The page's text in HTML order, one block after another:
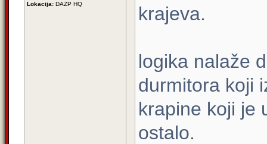
Lokacija: DAZP HQ
krajeva.
logika nalaže
durmitora koji
krapine koji je
ostalo.